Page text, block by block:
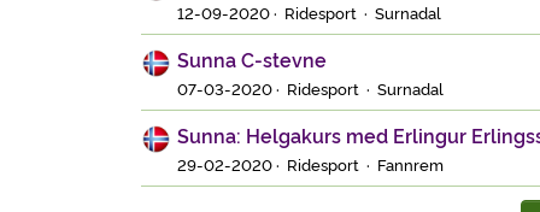
12-09-2020 · Ridesport · Surnadal
Sunna C-stevne
07-03-2020 · Ridesport · Surnadal
Sunna: Helgakurs med Erlingur
29-02-2020 · Ridesport · Fannrem